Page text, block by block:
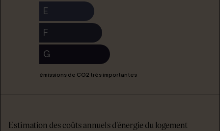
E
F
G
émissions de CO2 très importantes
Estimation des coûts annuels d'énergie du logement